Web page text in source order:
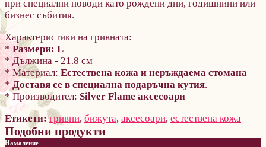
при специални поводи като рождени дни, годишнини или
бизнес събития.
Характеристики на гривната:
*Размери: L
* Дължина - 21.8 см
* Материал: Естествена кожа и неръждаема стомана
*Доставя се в специална подаръчна кутия.
* Производител: Silver Flame аксесоари
Етикети: гривни, бижута, аксесоари, естествена кожа
Подобни продукти
Намаление